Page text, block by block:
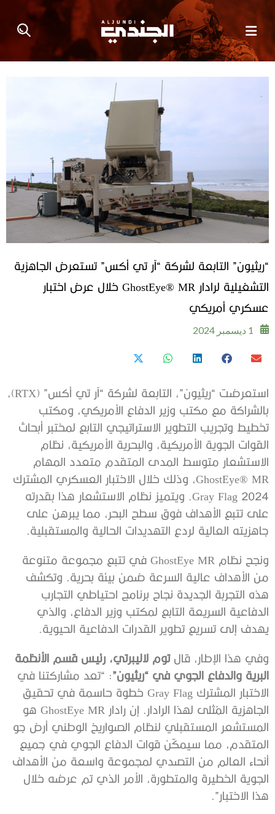
“ريثيون” التابعة لشركة “آر تي أكس” تستعرض الجاهزية
التشغيلية لرادار GhostEye® MR خلال عرض اختبار
عسكري أمريكي
1 ديسمبر 2024
استعرضت “ريثيون”، التابعة لشركة “آر تي أكس” (RTX)،
بالشراكة مع مكتب وزير الدفاع الأمريكي، ومكتب
تخطيط وتجريب التطوير الاستراتيجي التابع لمختبر أبحاث
القوات الجوية الأمريكية، والبحرية الأمريكية، نظام
الاستشعار متوسط المدى المتقدم ​​متعدد المهام
GhostEye® MR، وذلك خلال الاختبار العسكري المشترك
Gray Flag 2024. ويتميز نظام الاستشعار هذا بقدرته
على تتبع الأهداف فوق سطح البحر، مما يبرهن على
جاهزيته العالية لردع التهديدات الحالية والمستقبلية.
ونجح نظام GhostEye MR في تتبع مجموعة متنوعة
من الأهداف عالية السرعة ضمن بيئة بحرية. وتكشف
هذه التجربة الجديدة نجاح برنامج احتياطي التجارب
الدفاعية السريعة التابع لمكتب وزير الدفاع، والذي
يهدف إلى تسريع تطوير القدرات الدفاعية الحيوية.
وفي هذا الإطار، قالتوم لاليبرتي، رئيس قسم الأنظمة
البرية والدفاع الجوي في “ريثيون”: “تعد مشاركتنا في
الاختبار المشترك Gray Flag خطوة حاسمة في تحقيق
الجاهزية المُثلى لهذا الرادار. إن رادار GhostEye MR هو
المستشعر المستقبلي لنظام الصواريخ الوطني أرض جو
المتقدم، مما سيمكّن قوات الدفاع الجوي في جميع
أنحاء العالم من التصدي لمجموعة واسعة من الأهداف
الجوية الخطيرة والمتطورة، الأمر الذي تم عرضه خلال
هذا الاختبار”.